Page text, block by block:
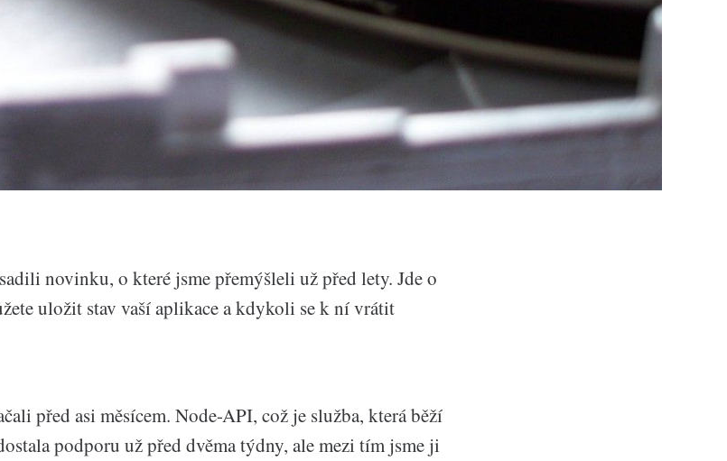
novinku, o které jsme přemýšleli už před lety. Jde o
uložit stav vaší aplikace a kdykoli se k ní vrátit
před asi měsícem. Node-API, což je služba, která běží
podporu už před dvěma týdny, ale mezi tím jsme ji